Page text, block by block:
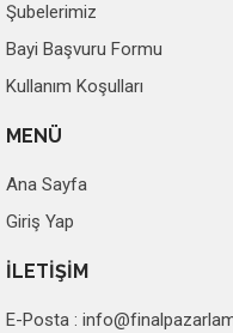
Şubelerimiz
Bayi Başvuru Formu
Kullanım Koşulları
MENÜ
Ana Sayfa
Giriş Yap
İLETİŞİM
E-Posta :